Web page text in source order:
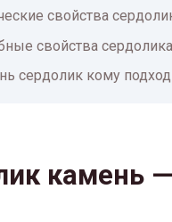
свойства
свойства сердолика
сердолик кому
камень